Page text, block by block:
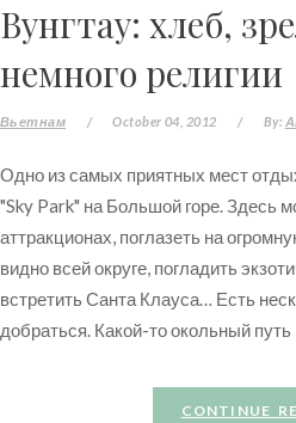
Вунгтау: хлеб,
немного религии
Вьетнам / October 04, 2012 / By:
Одно из самых приятных мест
"Sky Park" на Большой горе. Здесь
аттракционах, поглазеть на
видно всей округе, погладить
встретить Санта Клауса… Есть
добраться. Какой-то окольный путь
CONTINUE